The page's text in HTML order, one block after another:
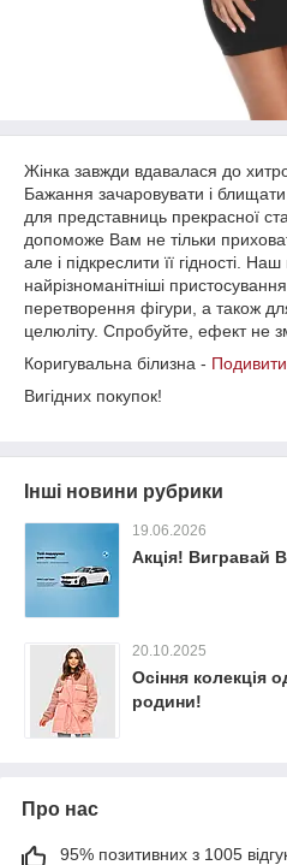
Жінка завжди вдавалася до
Бажання зачаровувати і
для представниць прекрасної
допоможе Вам не тільки
але і підкреслити її гідності.
найрізноманітніші
перетворення фігури, а також
целюліту. Спробуйте, ефект не
Коригувальна білизна -
Вигідних покупок!
Інші новини рубрики
19.06.2026
Акція! Вигравай
20.10.2025
Осіння колекція
родини!
Про нас
95% позитивних з 1005